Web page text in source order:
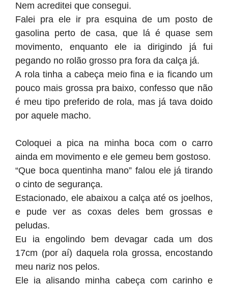
Nem acreditei que consegui.
Falei pra ele ir pra esquina de um posto de
gasolina perto de casa, que lá é quase sem
movimento, enquanto ele ia dirigindo já fui
pegando no rolão grosso pra fora da calça já.
A rola tinha a cabeça meio fina e ia ficando um
pouco mais grossa pra baixo, confesso que não
é meu tipo preferido de rola, mas já tava doido
por aquele macho.
Coloquei a pica na minha boca com o carro
ainda em movimento e ele gemeu bem gostoso.
“Que boca quentinha mano” falou ele já tirando
o cinto de segurança.
Estacionado, ele abaixou a calça até os joelhos,
e pude ver as coxas deles bem grossas e
peludas.
Eu ia engolindo bem devagar cada um dos
17cm (por aí) daquela rola grossa, encostando
meu nariz nos pelos.
Ele ia alisando minha cabeça com carinho e